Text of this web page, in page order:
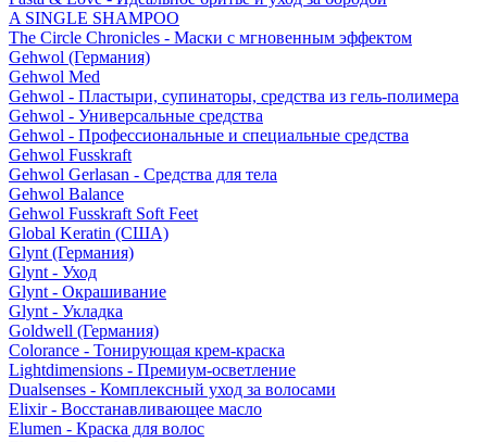
A SINGLE SHAMPOO
The Circle Chronicles - Маски с мгновенным эффектом
Gehwol (Германия)
Gehwol Med
Gehwol - Пластыри, супинаторы, средства из гель-полимера
Gehwol - Универсальные средства
Gehwol - Профессиональные и специальные средства
Gehwol Fusskraft
Gehwol Gerlasan - Средства для тела
Gehwol Balance
Gehwol Fusskraft Soft Feet
Global Keratin (США)
Glynt (Германия)
Glynt - Уход
Glynt - Окрашивание
Glynt - Укладка
Goldwell (Германия)
Colorance - Тонирующая крем-краска
Lightdimensions - Премиум-осветление
Dualsenses - Комплексный уход за волосами
Elixir - Восстанавливающее масло
Elumen - Краска для волос